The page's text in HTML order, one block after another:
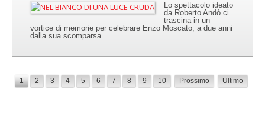
Lo spettacolo ideato
da Roberto Andò ci
trascina in un
vortice di memorie per celebrare Enzo Moscato, a due anni
dalla sua scomparsa.
1 2 3 4 5 6 7 8 9 10 Prossimo Ultimo